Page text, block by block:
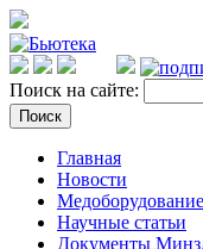
Поиск на сайте:
Главная
Новости
Медоборудование
Научные статьи
Документы